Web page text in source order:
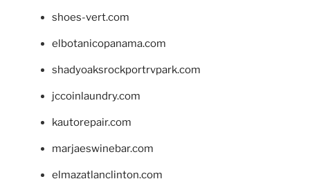
shoes-vert.com
elbotanicopanama.com
shadyoaksrockportrvpark.com
jccoinlaundry.com
kautorepair.com
marjaeswinebar.com
elmazatlanclinton.com